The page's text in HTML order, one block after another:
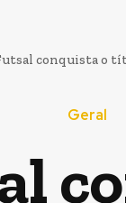
conquista o
Geral